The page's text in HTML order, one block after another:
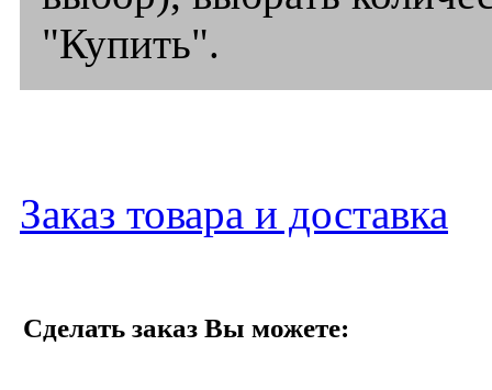
"Купить".
Заказ товара и доставка
Сделать заказ Вы можете: